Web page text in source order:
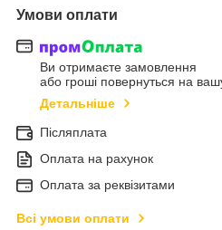
Умови оплати
Ви отримаєте замовлення
або гроші повернуться на
Детальніше
Післяплата
Оплата на рахунок
Оплата за реквізитами
Всі умови оплати